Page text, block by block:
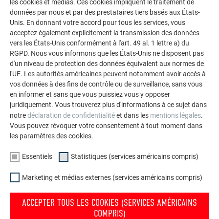
impressionnants avec les solutions en aluminium
durables de PREFA pour toitures, systèmes solaires et
façades.
VOIR DAVANTAGE DE RÉFÉRENCES
les cookies et médias. Ces cookies impliquent le traitement de
données par nous et par des prestataires tiers basés aux États-
Unis. En donnant votre accord pour tous les services, vous
acceptez également explicitement la transmission des données
vers les États-Unis conformément à l'art. 49 al. 1 lettre a) du
RGPD. Nous vous informons que les États-Unis ne disposent pas
d'un niveau de protection des données équivalent aux normes de
l'UE. Les autorités américaines peuvent notamment avoir accès à
vos données à des fins de contrôle ou de surveillance, sans vous
en informer et sans que vous puissiez vous y opposer
juridiquement. Vous trouverez plus d'informations à ce sujet dans
notredéclaration de confidentialitéet dans les mentions légales.
Vous pouvez révoquer votre consentement à tout moment dans
les paramètres des cookies.
Essentiels Statistiques (services américains compris)
Marketing et médias externes (services américains compris)
ACCEPTER TOUS LES COOKIES (SERVICES AMÉRICAINS
COMPRIS)